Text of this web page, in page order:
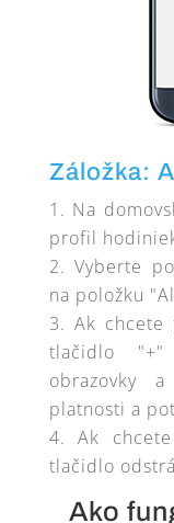
Záložka:
Na
profil
Vyberte
na položku
Ak chcete
tlačidlo
obrazovky
platnosti a
Ak
tlačidlo
Ako